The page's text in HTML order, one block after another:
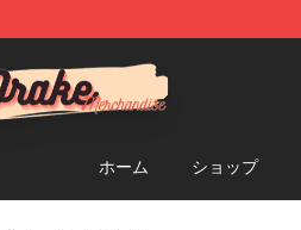
ホーム ショップ